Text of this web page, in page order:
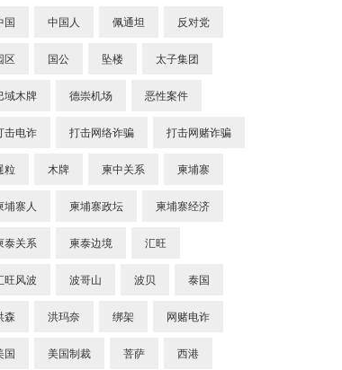
国 中国人 佩通坦 反对党
区 国公 坠楼 太子集团
域木牌 德崇机场 恶性案件
击电诈 打击网络诈骗 打击网赌诈骗
粒 木牌 柬中关系 柬埔寨
埔寨人 柬埔寨政坛 柬埔寨经济
泰关系 柬泰边境 汇旺
旺风波 波哥山 波贝 泰国
森 洪玛奈 绑架 网赌电诈
国 美国制裁 菩萨 西港